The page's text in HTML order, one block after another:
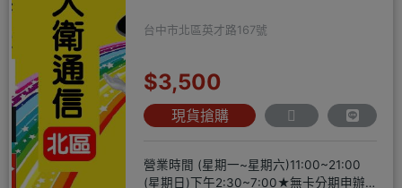
台中市北區英才路167號
$3,500
現貨搶購
營業時間 (星期一~星期六)11:00~21:00
(星期日)下午2:30~7:00★無卡分期申辦